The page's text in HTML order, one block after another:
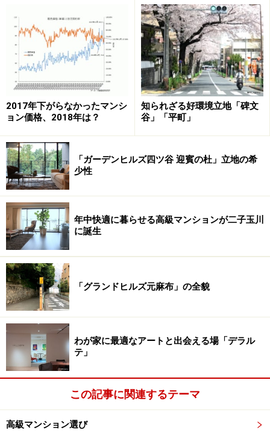
て、総戸数518戸は都心でも最大級の規模。旧赤坂御所
の雄大な自然を借景とする、希少なロケーションが最大
の魅力。
http://www.31sumai.com/yahoo/A7014
乃木坂パークハウス
南東方向に東京ミッドタウン、西方面は青山霊園が。都
心ながらの借景を満喫できる立地に、25階建てのパーク
ハウスが誕生する。設計は三菱地所設計、施工は鹿島建
設。
http://www.nogizaka.info/index.html
（仮称）上目黒一丁目地区第一種市街地再
開発事業
2017年下がらなかったマンシ
ョン価格、2018年は？
知られざる好環境立地「碑文
谷」「平町」
「ガーデンヒルズ四ツ谷 迎賓の杜」立地の希
少性
年中快適に暮らせる高級マンションが二子玉川
に誕生
「グランドヒルズ元麻布」の全貌
わが家に最適なアートと出会える場「デラル
テ」
この記事に関連するテーマ
高級マンション選び